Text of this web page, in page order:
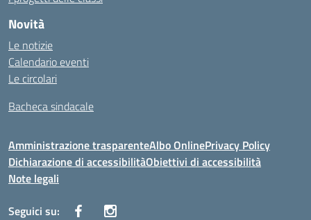
Novità
Le notizie
Calendario eventi
Le circolari
Bacheca sindacale
Amministrazione trasparenteAlbo OnlinePrivacy Policy
Dichiarazione di accessibilitàObiettivi di accessibilità
Note legali
Seguici su: